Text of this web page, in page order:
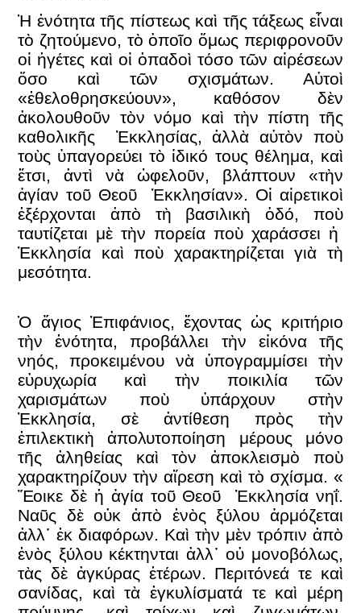
Ἡ ἑνότητα τῆς πίστεως καὶ τῆς τάξεως εἶναι
τὸ ζητούμενο, τὸ ὁποῖο ὅμως περιφρονοῦν
οἱ ἡγέτες καὶ οἱ ὀπαδοὶ τόσο τῶν αἱρέσεων
ὅσο καὶ τῶν σχισμάτων. Αὐτοὶ
«ἐθελοθρησκεύουν», καθόσον δὲν
ἀκολουθοῦν τὸν νόμο καὶ τὴν πίστη τῆς
καθολικῆς Ἐκκλησίας, ἀλλὰ αὐτὸν ποὺ
τοὺς ὑπαγορεύει τὸ ἰδικό τους θέλημα, καὶ
ἔτσι, ἀντὶ νὰ ὠφελοῦν, βλάπτουν «τὴν
ἁγίαν τοῦ Θεοῦ Ἐκκλησίαν». Oἱ αἱρετικοὶ
ἐξέρχονται ἀπὸ τὴ βασιλικὴ ὁδό, ποὺ
ταυτίζεται μὲ τὴν πορεία ποὺ χαράσσει ἡ
Ἐκκλησία καὶ ποὺ χαρακτηρίζεται γιὰ τὴ
μεσότητα.
Ὁ ἅγιος Ἐπιφάνιος, ἔχοντας ὡς κριτήριο
τὴν ἑνότητα, προβάλλει τὴν εἰκόνα τῆς
νηός, προκειμένου νὰ ὑπογραμμίσει τὴν
εὐρυχωρία καὶ τὴν ποικιλία τῶν
χαρισμάτων ποὺ ὑπάρχουν στὴν
Ἐκκλησία, σὲ ἀντίθεση πρὸς τὴν
ἐπιλεκτικὴ ἀπολυτοποίηση μέρους μόνο
τῆς ἀληθείας καὶ τὸν ἀποκλεισμὸ ποὺ
χαρακτηρίζουν τὴν αἵρεση καὶ τὸ σχίσμα. «
Ἔοικε δὲ ἡ ἁγία τοῦ Θεοῦ Ἐκκλησία νηΐ.
Ναῦς δὲ οὐκ ἀπὸ ἑνὸς ξύλου ἁρμόζεται
ἀλλ᾽ ἐκ διαφόρων. Καὶ τὴν μὲν τρόπιν ἀπὸ
ἑνὸς ξύλου κέκτηνται ἀλλ᾽ οὐ μονοβόλως,
τὰς δὲ ἀγκύρας ἑτέρων. Περιτόνεά τε καὶ
σανίδας, καὶ τὰ ἐγκυλίσματά τε καὶ μέρη